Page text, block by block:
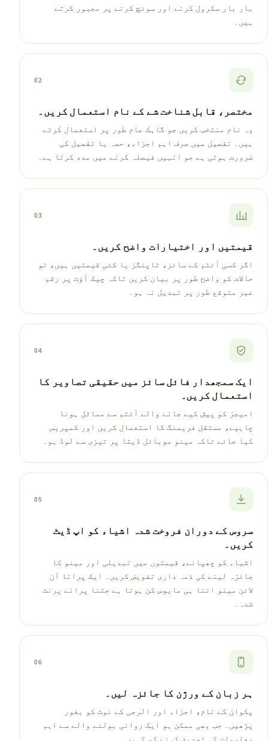
بار بار سکرول کرنے اور سوئچ کرنے پر مجبور کرتے
ہیں۔
02
مختصر، قابل شناخت شے کے نام استعمال کریں۔
وہ نام منتخب کریں جو گاہک عام طور پر استعمال کرتے
ہیں۔ تفصیل میں صرف اہم اجزاء، حصہ یا تفصیل کی
ضرورت ہوتی ہے جو انہیں فیصلہ کرنے میں مدد کرتا ہے۔
03
قیمتیں اور اختیارات واضح کریں۔
اگر کسی آئٹم کے سائز، ٹاپنگز یا کئی قیمتیں ہیں، تو
حالات کو واضح طور پر بیان کریں تاکہ چیک آؤٹ پر رقم
غیر متوقع طور پر تبدیل نہ ہو۔
04
ایک سمجھدار فائل سائز میں حقیقی تصاویر کا
استعمال کریں۔
امیجز کو پیش کیے جانے والے آئٹم سے مماثل ہونا
چاہیے، مستقل فریمنگ کا استعمال کریں اور کمپریس
کیا جائے تاکہ مینو موبائل ڈیٹا پر تیزی سے لوڈ ہو۔
05
سروس کے دوران فروخت شدہ اشیاء کو اپ ڈیٹ
کریں۔
اشیاء کو چھپانے، قیمتوں میں تبدیلی اور مینو کا
جائزہ لینے کی ذمہ داری تفویض کریں۔ ایک پرانا آن
لائن مینو اتنا ہی مایوس کن ہوتا ہے جتنا پرانے پرنٹ
شدہ۔
06
ہر زبان کے ورژن کا جائزہ لیں۔
پکوان کے نام، اجزاء اور الرجی کے نوٹ کو بغور
پڑھیں۔ جب بھی ممکن ہو ایک روانی بولنے والے سے اہم
معلومات کی تصدیق کرنے کو کہیں۔